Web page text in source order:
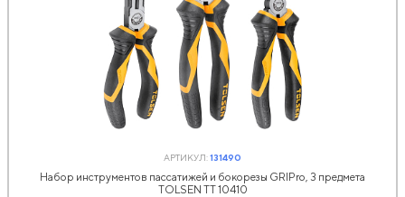
АРТИКУЛ:131490
Набор инструментов пассатижей и бокорезы GRIPro, 3 предмета
TOLSEN ТТ 10410